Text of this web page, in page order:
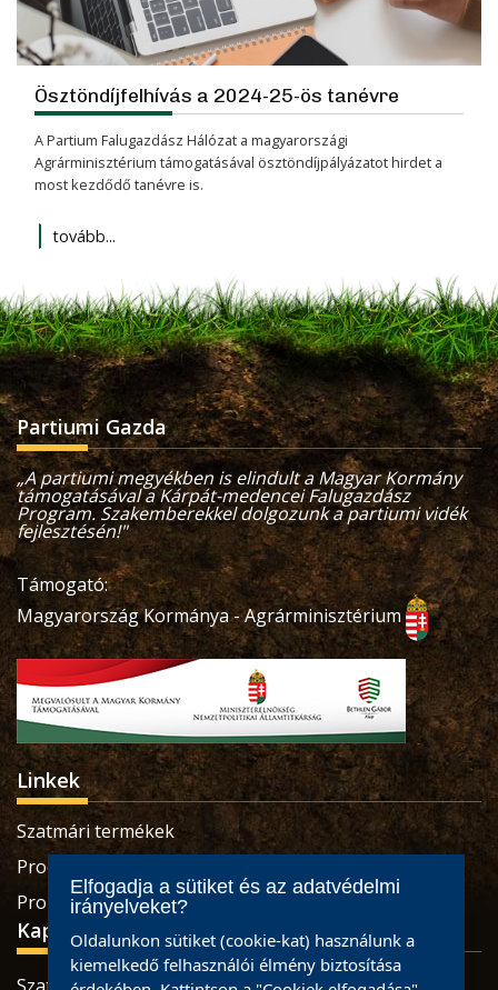
Ösztöndíjfelhívás a 2024-25-ös tanévre
A Partium Falugazdász Hálózat a magyarországi
Agrárminisztérium támogatásával ösztöndíjpályázatot hirdet a
most kezdődő tanévre is.
tovább...
Partiumi Gazda
„A partiumi megyékben is elindult a Magyar Kormány
támogatásával a Kárpát-medencei Falugazdász
Program. Szakemberekkel dolgozunk a partiumi vidék
fejlesztésén!"
Támogató:
Magyarország Kormánya - Agrárminisztérium
Linkek
Szatmári termékek
Produse sătmărene
Pro Economica Alapítvány
Kapcsolat
Elfogadja a sütiket és az adatvédelmi
irányelveket?
Oldalunkon sütiket (cookie-kat) használunk a
kiemelkedő felhasználói élmény biztosítása